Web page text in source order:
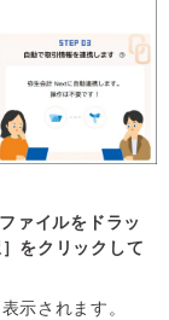
ァイルをドラッ
をクリックして
示されます。